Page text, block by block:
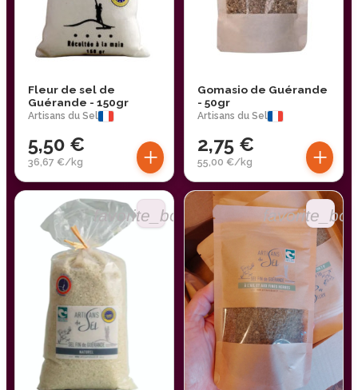
Fleur de sel de
Guérande - 150gr
Artisans du Sel
5,50 €
36,67 €/kg +
Gomasio de Guérande
- 50gr
Artisans du Sel
2,75 €
55,00 €/kg +
favorite_border